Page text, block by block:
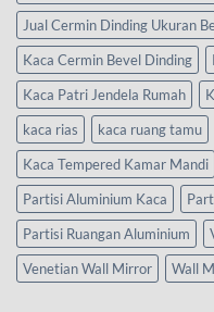
Jual Cermin Dinding Ukuran
Kaca Cermin Bevel Dinding
Kaca Patri Jendela Rumah
kaca rias
kaca ruang tamu
Kaca Tempered Kamar Mandi
Partisi Aluminium Kaca
Partisi Ruangan Aluminium
Venetian Wall Mirror
Wall